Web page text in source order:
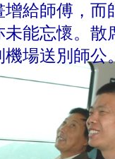
增給師傅，
未能忘懷。
場送別師公